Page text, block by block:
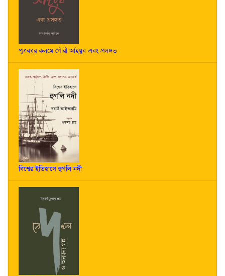
পুত্রবধূর কলমে গৌরী আইয়ুব এবং প্রসঙ্গত
বিশ্বের ইতিহাসে হুগলি নদী